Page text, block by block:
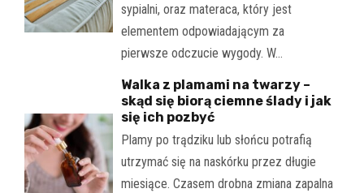
sypialni, oraz materaca, który jest
elementem odpowiadającym za
pierwsze odczucie wygody. W…
Walka z plamami na twarzy –
skąd się biorą ciemne ślady i jak
się ich pozbyć
Plamy po trądziku lub słońcu potrafią
utrzymać się na naskórku przez długie
miesiące. Czasem drobna zmiana zapalna